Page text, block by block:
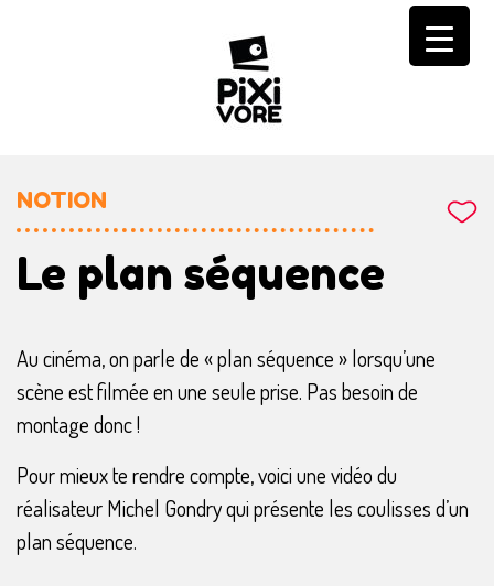
NOTION
Le plan séquence
Au cinéma, on parle de « plan séquence » lorsqu’une
scène est filmée en une seule prise. Pas besoin de
montage donc !
Pour mieux te rendre compte, voici une vidéo du
réalisateur Michel Gondry qui présente les coulisses d’un
plan séquence.